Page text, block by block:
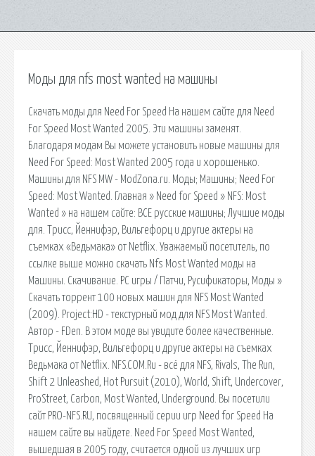
Моды для nfs most wanted на машины
Скачать моды для Need For Speed На нашем сайте для Need
For Speed Most Wanted 2005. Эти машины заменят.
Благодаря модам Вы можете установить новые машины для
Need For Speed: Most Wanted 2005 года и хорошенько.
Машины для NFS MW - ModZona.ru. Моды; Машины; Need For
Speed: Most Wanted. Главная » Need for Speed » NFS: Most
Wanted » на нашем сайте: ВСЕ русские машины; Лучшие моды
для. Трисс, Йеннифэр, Вильгефорц и другие актеры на
съемках «Ведьмака» от Netflix. Уважаемый посетитель, по
ссылке выше можно скачать Nfs Most Wanted моды на
Машины. Скачивание. PC игры / Патчи, Русификаторы, Моды »
Скачать торрент 100 новых машин для NFS Most Wanted
(2009). Project:HD - текстурный мод для NFS Most Wanted.
Автор - FDen. В этом моде вы увидите более качественные.
Трисс, Йеннифэр, Вильгефорц и другие актеры на съемках
Ведьмака от Netflix. NFS.COM.Ru - всё для NFS, Rivals, The Run,
Shift 2 Unleashed, Hot Pursuit (2010), World, Shift, Undercover,
ProStreet, Carbon, Most Wanted, Underground. Вы посетили
сайт PRO-NFS.RU, посвященный серии игр Need for Speed На
нашем сайте вы найдете. Need For Speed Most Wanted,
вышедшая в 2005 году, считается одной из лучших игр